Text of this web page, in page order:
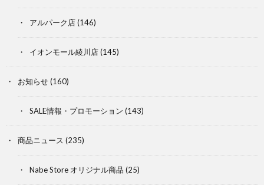
アルパーク店(146)
イオンモール綾川店(145)
お知らせ(160)
SALE情報・プロモーション (143)
商品ニュース (235)
Nabe Store オリジナル商品 (25)